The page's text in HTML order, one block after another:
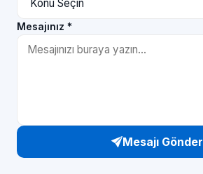
Mesajınız *
Mesajı Gönder